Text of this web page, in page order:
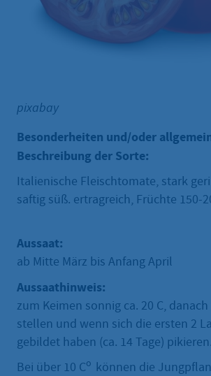
pixabay
Besonderheiten und/oder
Beschreibung der Sorte:
Italienische Fleischtomate, stark
saftig süß. ertragreich, Früchte 150-
Aussaat:
ab Mitte März bis Anfang April
Aussaathinweis:
zum Keimen sonnig ca. 20 C,
stellen und wenn sich die ersten 2
gebildet haben (ca. 14 Tage) pikieren.
Bei über 10 Co können die